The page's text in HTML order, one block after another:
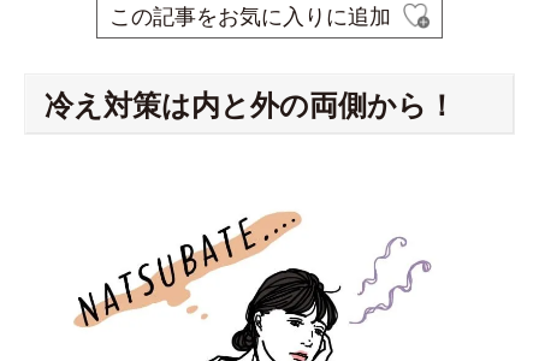
この記事をお気に入りに追加
冷え対策は内と外の両側から！